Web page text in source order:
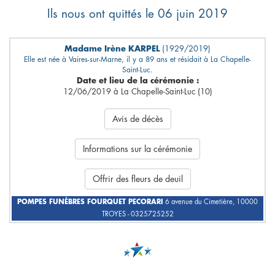
Ils nous ont quittés le 06 juin 2019
Madame Irène KARPEL (1929/2019)
Elle est née à Vaires-sur-Marne, il y a 89 ans et résidait à La Chapelle-
Saint-Luc.
Date et lieu de la cérémonie :
12/06/2019 à La Chapelle-Saint-Luc (10)
Avis de décès
Informations sur la cérémonie
Offrir des fleurs de deuil
POMPES FUNÈBRES FOURQUET PECORARI
6 avenue du Cimetière, 10000
TROYES - 0325725252